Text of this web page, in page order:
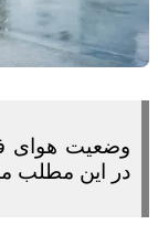
در این مطلب